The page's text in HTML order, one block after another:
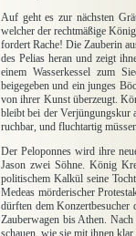
Auf geht es zur nächsten
welcher der rechtmäßige
fordert Rache! Die Zauberin
des Pelias heran und zeigt
einem Wasserkessel zum
beigegeben und ein junges
von ihrer Kunst überzeugt.
bleibt bei der Verjüngungskur
ruchbar, und fluchtartig
Der Peloponnes wird ihre
Jason zwei Söhne. König
politischem Kalkül seine
Medeas mörderischer
dürften dem
Zauberwagen bis Athen.
schauen, wie sie mit ihnen klar